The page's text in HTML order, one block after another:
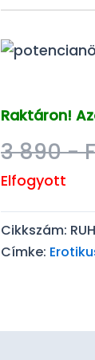
Raktáron!
3 890-
Elfogyott
Cikkszám:
Címke: